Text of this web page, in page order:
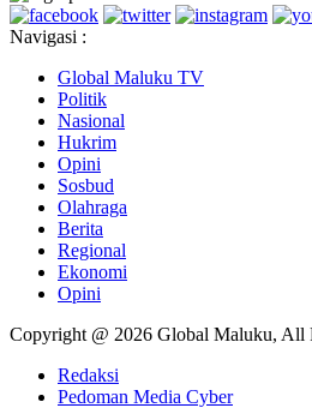
Navigasi :
Global Maluku TV
Politik
Nasional
Hukrim
Opini
Sosbud
Olahraga
Berita
Regional
Ekonomi
Opini
Copyright @ 2026 Global Maluku, All
Redaksi
Pedoman Media Cyber